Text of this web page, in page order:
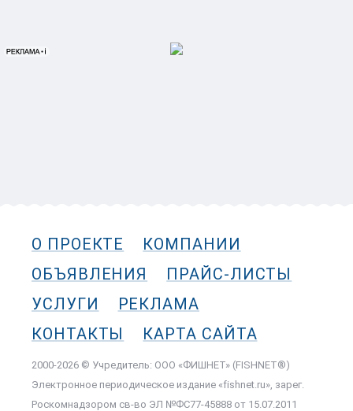
О ПРОЕКТЕ
КОМПАНИИ
ОБЪЯВЛЕНИЯ
ПРАЙС-ЛИСТЫ
УСЛУГИ
РЕКЛАМА
КОНТАКТЫ
КАРТА САЙТА
2000-2026 © Учредитель: ООО «ФИШНЕТ» (FISHNET®)
Электронное периодическое издание «fishnet.ru», зарег.
Роскомнадзором cв-во ЭЛ №ФС77-45888 от 15.07.2011